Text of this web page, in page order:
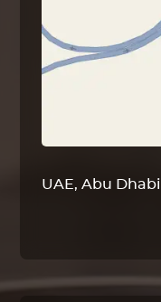
UAE, Abu Dhabi